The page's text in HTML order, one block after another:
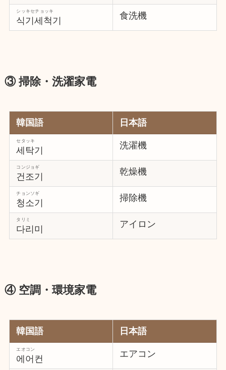
식기세척기
シッキセチョッキ 食洗機
③ 掃除・洗濯家電
韓国語 日本語
세탁기
セタッキ 洗濯機
건조기
コンジョギ 乾燥機
청소기
チョンソギ 掃除機
다리미
タリミ アイロン
④ 空調・環境家電
韓国語 日本語
에어컨
エオコン エアコン